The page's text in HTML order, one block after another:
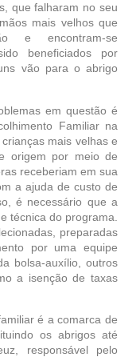
que falharam no seu
mais velhos que
e encontram-se
beneficiados por
vão para o abrigo
em questão é
Familiar na
mais velhas e
origem por meio de
receberiam em sua
a ajuda de custo de
é necessário que a
técnica do programa.
preparadas
por uma equipe
bolsa-auxílio, outros
a isenção de taxas
é a comarca de
os abrigos até
responsável pelo